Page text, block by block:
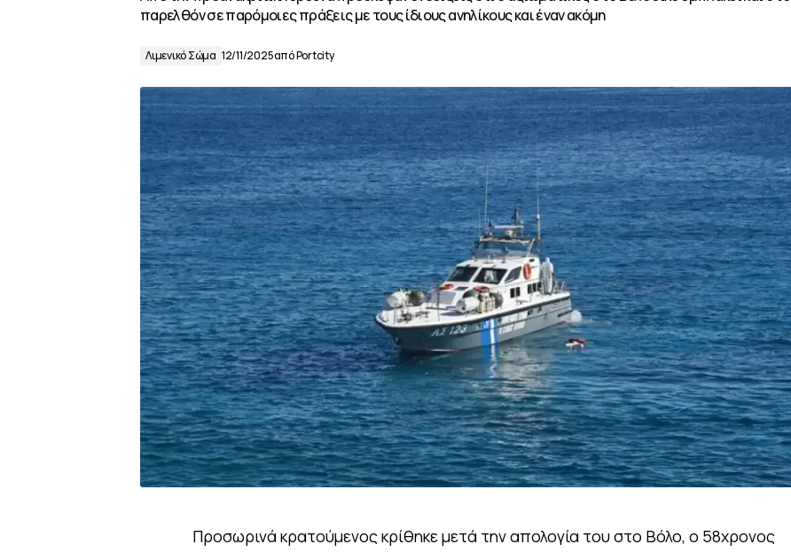
παρελθόν σε παρόμοιες πράξεις με τους ίδιους ανηλίκους και έναν ακόμη
Λιμενικό Σώμα 12/11/2025απόPortcity
Προσωρινά κρατούμενος κρίθηκε μετά την απολογία του στο Βόλο, ο 58χρονος